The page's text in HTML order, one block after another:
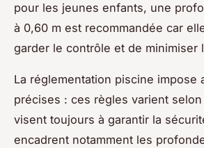
pour les jeunes enfants, une
à 0,60 m est recommandée car
garder le contrôle et de minimiser
La réglementation piscine impose
précises : ces règles varient
visent toujours à garantir la
encadrent notamment les